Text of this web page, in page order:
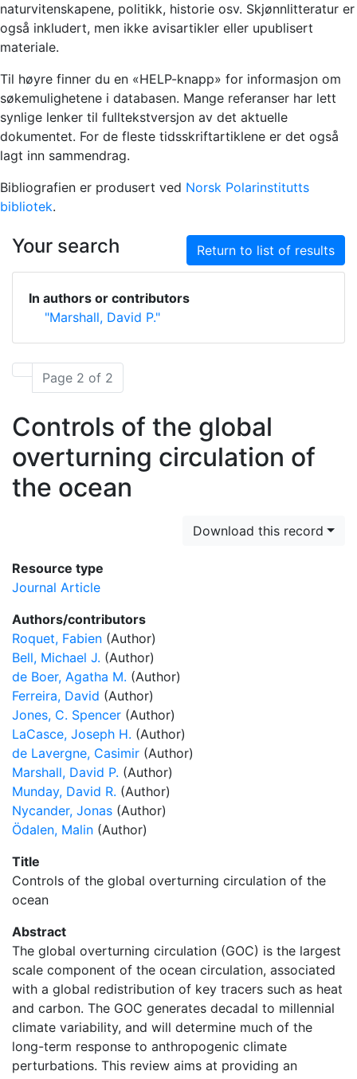
naturvitenskapene, politikk, historie osv. Skjønnlitteratur er
også inkludert, men ikke avisartikler eller upublisert
materiale.
Til høyre finner du en «HELP-knapp» for informasjon om
søkemulighetene i databasen. Mange referanser har lett
synlige lenker til fulltekstversjon av det aktuelle
dokumentet. For de fleste tidsskriftartiklene er det også
lagt inn sammendrag.
Bibliografien er produsert ved Norsk Polarinstitutts
bibliotek.
Your search Return to list of results
In authors or contributors
"Marshall, David P."
Page 2 of 2
Controls of the global
overturning circulation of
the ocean
Download this record
Resource type
Journal Article
Authors/contributors
Roquet, Fabien (Author)
Bell, Michael J. (Author)
de Boer, Agatha M. (Author)
Ferreira, David (Author)
Jones, C. Spencer (Author)
LaCasce, Joseph H. (Author)
de Lavergne, Casimir (Author)
Marshall, David P. (Author)
Munday, David R. (Author)
Nycander, Jonas (Author)
Ödalen, Malin (Author)
Title
Controls of the global overturning circulation of the
ocean
Abstract
The global overturning circulation (GOC) is the largest
scale component of the ocean circulation, associated
with a global redistribution of key tracers such as heat
and carbon. The GOC generates decadal to millennial
climate variability, and will determine much of the
long-term response to anthropogenic climate
perturbations. This review aims at providing an